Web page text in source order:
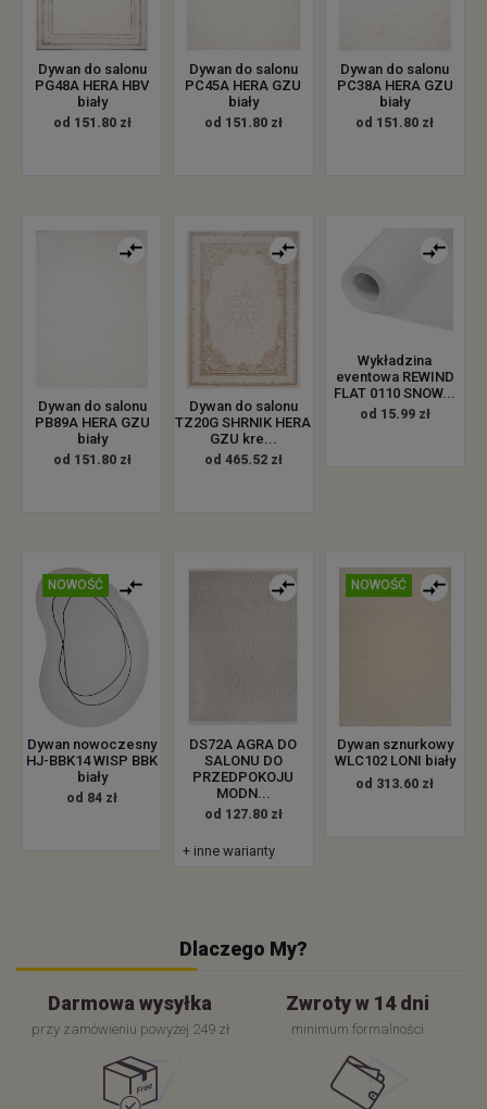
Dywan do salonu
PG48A HERA HBV
biały
od 151.80 zł
Dywan do salonu
PC45A HERA GZU
biały
od 151.80 zł
Dywan do salonu
PC38A HERA GZU
biały
od 151.80 zł
Dywan do salonu
PB89A HERA GZU
biały
od 151.80 zł
Dywan do salonu
TZ20G SHRNIK HERA
GZU kre...
od 465.52 zł
Wykładzina
eventowa REWIND
FLAT 0110 SNOW...
od 15.99 zł
NOWOŚĆ
Dywan nowoczesny
HJ-BBK14 WISP BBK
biały
od 84 zł
DS72A AGRA DO
SALONU DO
PRZEDPOKOJU
MODN...
od 127.80 zł
+ inne warianty
NOWOŚĆ
Dywan sznurkowy
WLC102 LONI biały
od 313.60 zł
Dlaczego My?
Darmowa wysyłka
przy zamówieniu powyżej 249 zł
Zwroty w 14 dni
minimum formalności